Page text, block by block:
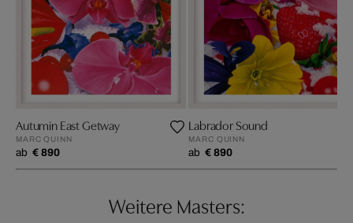
Autumin East Getway
MARC QUINN
ab € 890
Labrador Sound
MARC QUINN
ab € 890
Weitere Masters: